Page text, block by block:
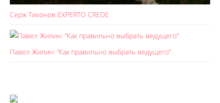
Серж Тихонов EXPERTO CREDE
Павел Жилин: “Как правильно выбрать ведущего”